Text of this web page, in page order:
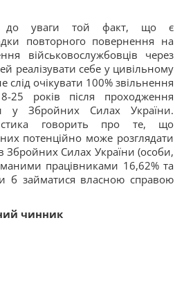
до уваги той факт, що є
повторного повернення на
військовослужбовців через
реалізувати себе у цивільному
слід очікувати 100% звільнення
25 років після проходження
у Збройних Силах України.
говорить про те, що
потенційно може розглядати
Силах України (особи,
працівниками 16,62% та
б займатися власною справою
чинник